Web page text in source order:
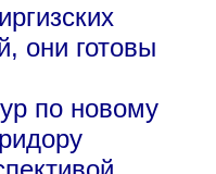
они готовы
по новому